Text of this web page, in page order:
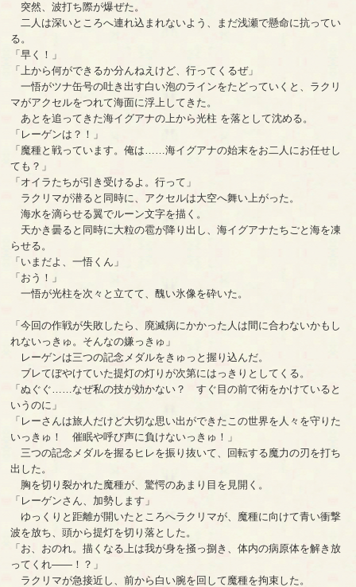
突然、波打ち際が爆ぜた。
二人は深いところへ連れ込まれないよう、まだ浅瀬で懸命に抗ってい
る。
「早く！」
「上から何ができるか分んねえけど、行ってくるぜ」
一悟がツナ缶号の吐き出す白い泡のラインをたどっていくと、ラクリ
マがアクセルをつれて海面に浮上してきた。
あとを追ってきた海イグアナの上から光柱 を落として沈める。
「レーゲンは？！」
「魔種と戦っています。俺は……海イグアナの始末をお二人にお任せし
ても？」
「オイラたちが引き受けるよ。行って」
ラクリマが潜ると同時に、アクセルは大空へ舞い上がった。
海水を滴らせる翼でルーン文字を描く。
天かき曇ると同時に大粒の雹が降り出し、海イグアナたちごと海を凍
らせる。
「いまだよ、一悟くん」
「おう！」
一悟が光柱を次々と立てて、醜い氷像を砕いた。
「今回の作戦が失敗したら、廃滅病にかかった人は間に合わないかもし
れないっきゅ。そんなの嫌っきゅ」
レーゲンは三つの記念メダルをきゅっと握り込んだ。
ブレてぼやけていた提灯の灯りが次第にはっきりとしてくる。
「ぬぐぐ……なぜ私の技が効かない？ すぐ目の前で術をかけていると
いうのに」
「レーさんは旅人だけど大切な思い出ができたこの世界を人々を守りた
いっきゅ！ 催眠や呼び声に負けないっきゅ！」
三つの記念メダルを握るヒレを振り抜いて、回転する魔力の刃を打ち
出した。
胸を切り裂かれた魔種が、驚愕のあまり目を見開く。
「レーゲンさん、加勢します」
ゆっくりと距離が開いたところへラクリマが、魔種に向けて青い衝撃
波を放ち、頭から提灯を切り落とした。
「お、おのれ。描くなる上は我が身を掻っ捌き、体内の病原体を解き放
ってくれ――！？」
ラクリマが急接近し、前から白い腕を回して魔種を拘束した。